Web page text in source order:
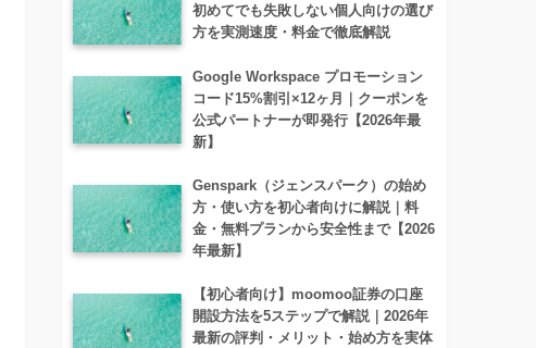
初めてでも失敗しない個人向けの選び
方を実測速度・料金で徹底解説
Google Workspace プロモーション
コード15%割引×12ヶ月｜クーポンを
公式パートナーが即発行【2026年最
新】
Genspark（ジェンスパーク）の始め
方・使い方を初心者向けに解説｜料
金・無料プランから安全性まで【2026
年最新】
【初心者向け】moomoo証券の口座
開設方法を5ステップで解説｜2026年
最新の評判・メリット・始め方を実体